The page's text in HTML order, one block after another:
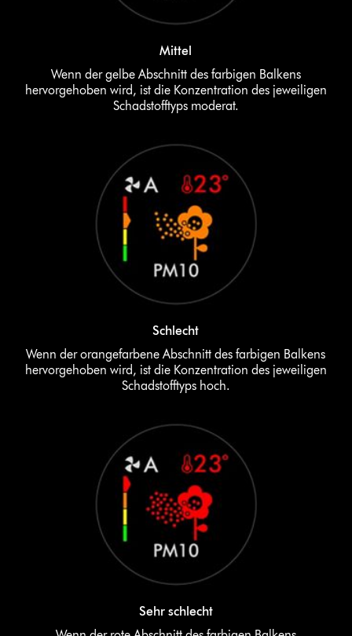
Mittel
Wenn der gelbe Abschnitt des farbigen Balkens
hervorgehoben wird, ist die Konzentration des jeweiligen
Schadstofftyps moderat.
Schlecht
Wenn der orangefarbene Abschnitt des farbigen Balkens
hervorgehoben wird, ist die Konzentration des jeweiligen
Schadstofftyps hoch.
Sehr schlecht